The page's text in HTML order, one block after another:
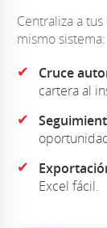
Centraliza a
mismo sistema:
✔ Cruce
cartera al
✔
✔
Excel fácil.